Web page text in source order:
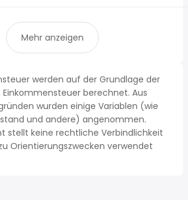
Mehr anzeigen
werden auf der Grundlage der
Einkommensteuer berechnet. Aus
wurden einige Variablen (wie
und andere) angenommen.
stellt keine rechtliche Verbindlichkeit
Orientierungszwecken verwendet